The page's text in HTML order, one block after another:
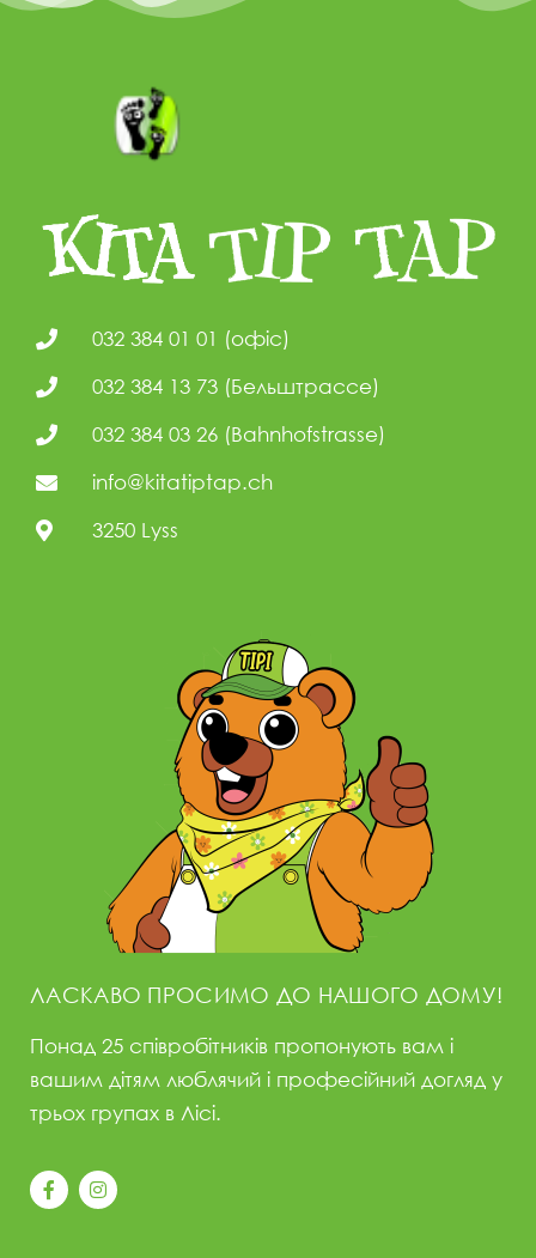
032 384 01 01 (офіс)
032 384 13 73 (Бельштрассе)
032 384 03 26 (Bahnhofstrasse)
info@kitatiptap.ch
3250 Lyss
ЛАСКАВО ПРОСИМО ДО НАШОГО ДОМУ!
Понад 25 співробітників пропонують вам і
вашим дітям люблячий і професійний догляд у
трьох групах в Лісі.